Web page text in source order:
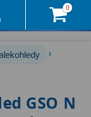
0
›
GSO N